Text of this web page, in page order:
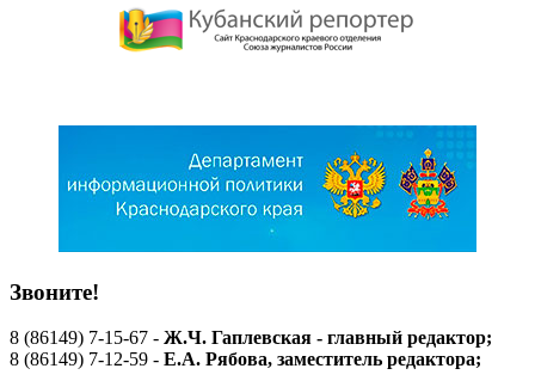
Звоните!
8 (86149) 7-15-67 - Ж.Ч. Гаплевская - главный редактор;
8 (86149) 7-12-59 - Е.А. Рябова, заместитель редактора;